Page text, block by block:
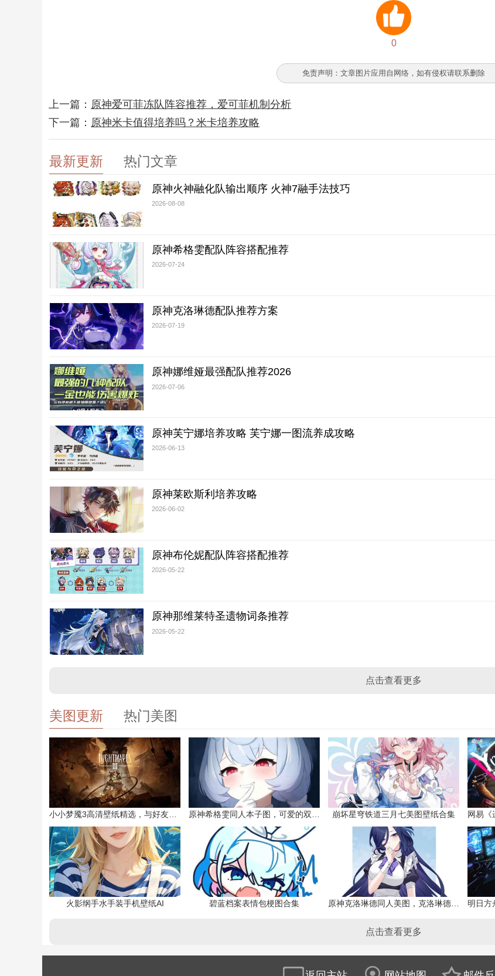
0
免责声明：文章图片应用自网络，如有侵权请联系删除
上一篇： 原神爱可菲冻队阵容推荐，爱可菲机制分析
下一篇： 原神米卡值得培养吗？米卡培养攻略
最新更新 热门文章
原神火神融化队输出顺序 火神7融手法技巧
2026-08-08
原神希格雯配队阵容搭配推荐
2026-07-24
原神克洛琳德配队推荐方案
2026-07-19
原神娜维娅最强配队推荐2026
2026-07-06
原神芙宁娜培养攻略 芙宁娜一图流养成攻略
2026-06-13
原神莱欧斯利培养攻略
2026-06-02
原神布伦妮配队阵容搭配推荐
2026-05-22
原神那维莱特圣遗物词条推荐
2026-05-22
点击查看更多
美图更新 热门美图
小小梦魇3高清壁纸精选，与好友一同面对恐惧 原神希格雯同人本子图，可爱的双马尾 崩坏星穹铁道三月七美图壁纸合集 网易《
火影纲手水手装手机壁纸AI 碧蓝档案表情包梗图合集 原神克洛琳德同人美图，克洛琳德战败会怎样
点击查看更多